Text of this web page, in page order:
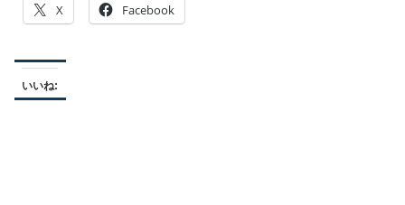
X Facebook
いいね: